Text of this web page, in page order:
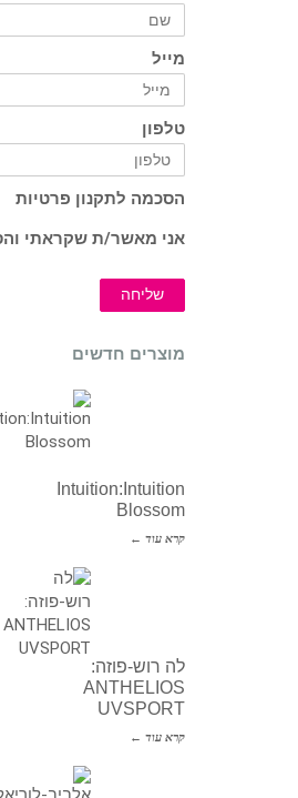
מייל
טלפון
הסכמה לתקנון פרטיות
אני מאשר/ת שקראתי
שליחה
מוצרים חדשים
Intuition:Intuition
Blossom
קרא עוד ←
לה רוש-פוזה:
ANTHELIOS
UVSPORT
קרא עוד ←